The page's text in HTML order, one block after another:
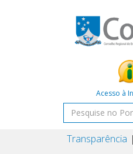
Acesso à
Transparência